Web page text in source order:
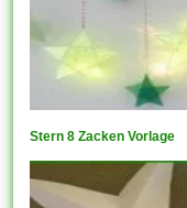
Stern 8 Zacken Vorlage